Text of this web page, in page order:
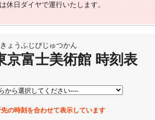
は休日 ダイヤで運行いた し ます。
ょうふじびじゅつかん
京富士美術館 時刻表
の時刻を合わせて表示しています